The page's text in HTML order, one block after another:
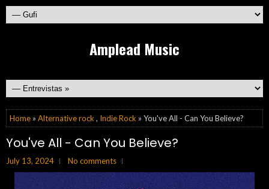
Amplead Music
Home » Alternative rock , Indie Rock » You've All - Can You Believe?
You've All - Can You Believe?
July 13, 2024 No comments